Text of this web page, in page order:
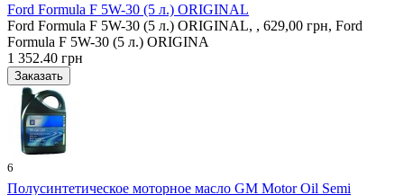
Ford Formula F 5W-30 (5 л.) ORIGINAL
Ford Formula F 5W-30 (5 л.) ORIGINAL, , 629,00 грн, Ford
Formula F 5W-30 (5 л.) ORIGINA
1 352.40 грн
6
Полусинтетическое моторное масло GM Motor Oil Semi